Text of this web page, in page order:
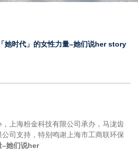
她时代」的女性力量–她们说her story
，上海粉金科技有限公司承办，马泷齿
司支持，特别鸣谢上海市工商联环保
–她们说her